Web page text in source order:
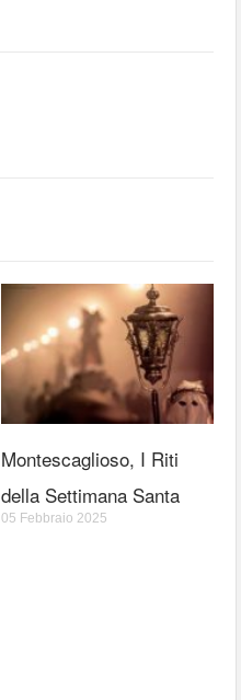
Montescaglioso, I Riti
della Settimana Santa
05 Febbraio 2025